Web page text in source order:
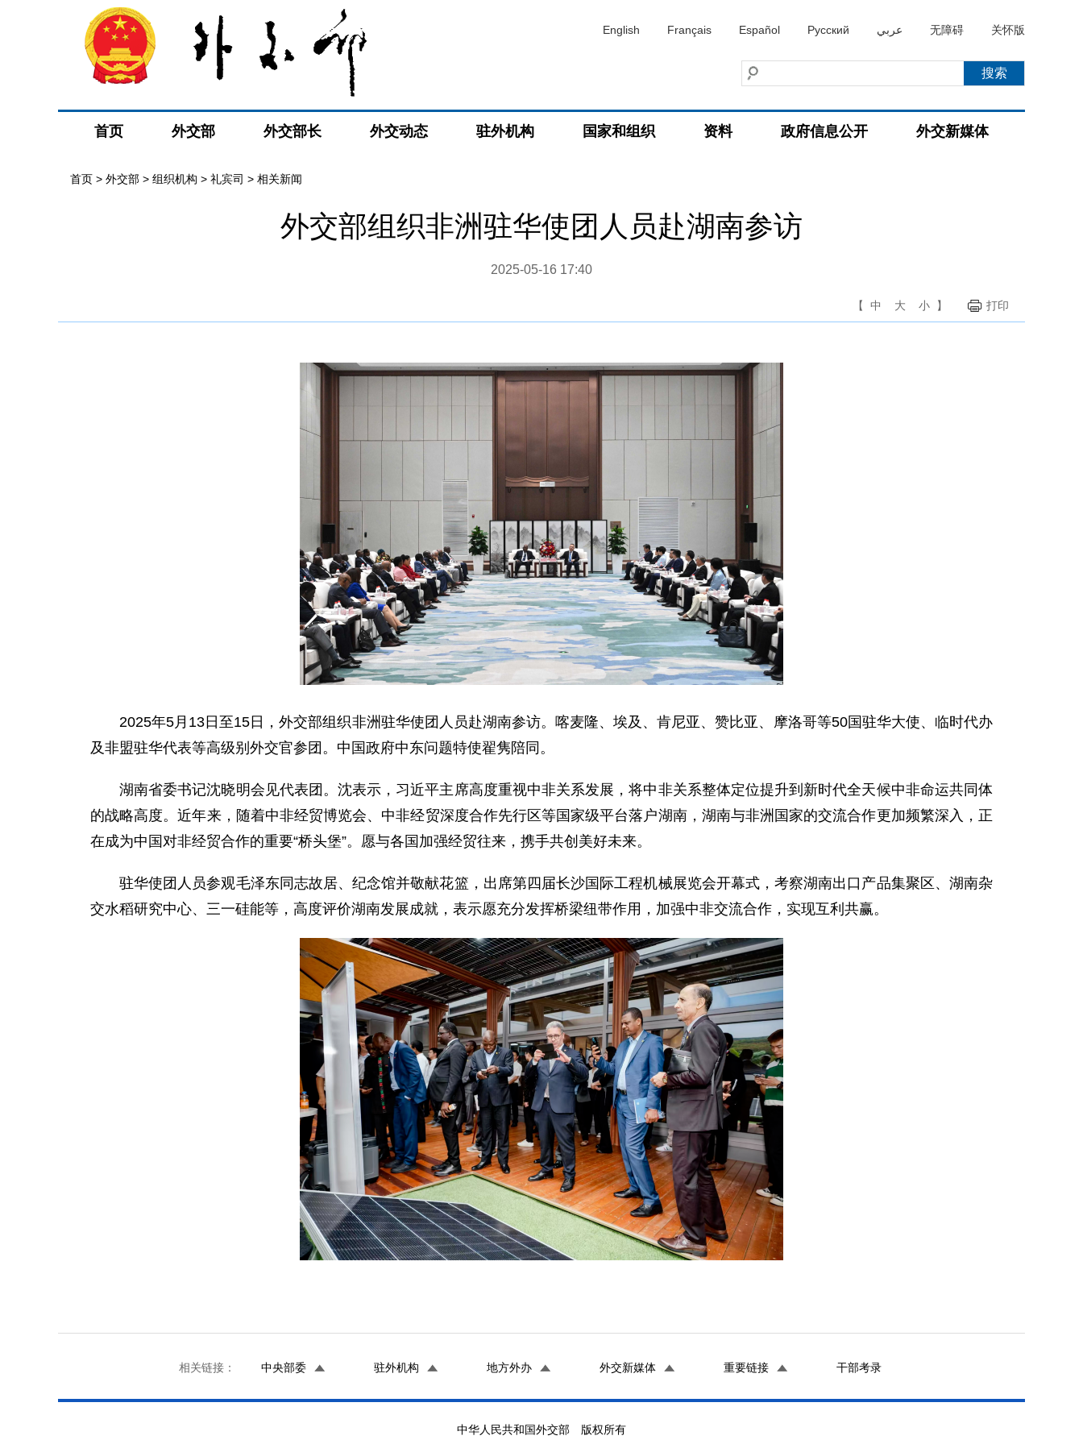
English Français Español Русский عربي 无障碍 关怀版
首页 外交部 外交部长 外交动态 驻外机构 国家和组织 资料 政府信息公开 外交新媒体
首页 > 外交部 > 组织机构 > 礼宾司 > 相关新闻
外交部组织非洲驻华使团人员赴湖南参访
2025-05-16 17:40
【 中 大 小 】 打印
2025年5月13日至15日，外交部组织非洲驻华使团人员赴湖南参访。喀麦隆、埃及、肯尼亚、赞比亚、摩洛哥等50国驻华大使、临时代办
及非盟驻华代表等高级别外交官参团。中国政府中东问题特使翟隽陪同。
湖南省委书记沈晓明会见代表团。沈表示，习近平主席高度重视中非关系发展，将中非关系整体定位提升到新时代全天候中非命运共同体
的战略高度。近年来，随着中非经贸博览会、中非经贸深度合作先行区等国家级平台落户湖南，湖南与非洲国家的交流合作更加频繁深入，正
在成为中国对非经贸合作的重要“桥头堡”。愿与各国加强经贸往来，携手共创美好未来。
驻华使团人员参观毛泽东同志故居、纪念馆并敬献花篮，出席第四届长沙国际工程机械展览会开幕式，考察湖南出口产品集聚区、湖南杂
交水稻研究中心、三一硅能等，高度评价湖南发展成就，表示愿充分发挥桥梁纽带作用，加强中非交流合作，实现互利共赢。
相关链接： 中央部委 驻外机构 地方外办 外交新媒体 重要链接 干部考录
中华人民共和国外交部 版权所有